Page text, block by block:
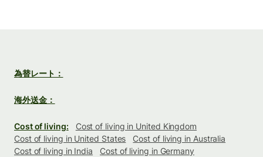
為替レート：
海外送金：
Cost of living:
Cost of living in United Kingdom
Cost of living in United States
Cost of living in Australia
Cost of living in India
Cost of living in Germany